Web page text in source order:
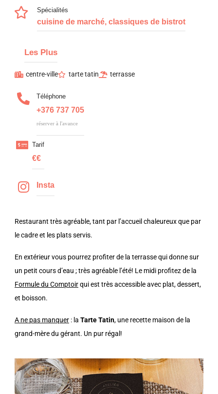
Spécialités
cuisine de marché, classiques de bistrot
Les Plus
centre-ville tarte tatin terrasse
Téléphone
+376 737 705
réserver à l'avance
Tarif
€€
Insta
Restaurant très agréable, tant par l’accueil chaleureux que par
le cadre et les plats servis.
En extérieur vous pourrez profiter de la terrasse qui donne sur
un petit cours d’eau ; très agréable l’été! Le midi profitez de la
Formule du Comptoirqui est très accessible avec plat, dessert,
et boisson.
A ne pas manquer : la Tarte Tatin, une recette maison de la
grand-mère du gérant. Un pur régal!